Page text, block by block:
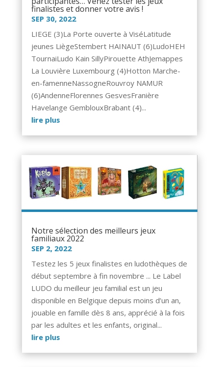
finalistes et donner votre avis !
SEP 30, 2022
LIEGE (3)La Porte ouverte à ViséLatitude
jeunes LiègeStembert HAINAUT (6)LudoHEH
TournaiLudo Kain SillyPirouette AthJemappes
La Louvière Luxembourg (4)Hotton Marche-
en-famenneNassogneRouvroy NAMUR
(6)AndenneFlorennes GesvesFranière
Havelange GemblouxBrabant (4)...
lire plus
Notre sélection des meilleurs jeux
familiaux 2022
SEP 2, 2022
Testez les 5 jeux finalistes en ludothèques de
début septembre à fin novembre ... Le Label
LUDO du meilleur jeu familial est un jeu
disponible en Belgique depuis moins d’un an,
jouable en famille dès 8 ans, apprécié à la fois
par les adultes et les enfants, original...
lire plus